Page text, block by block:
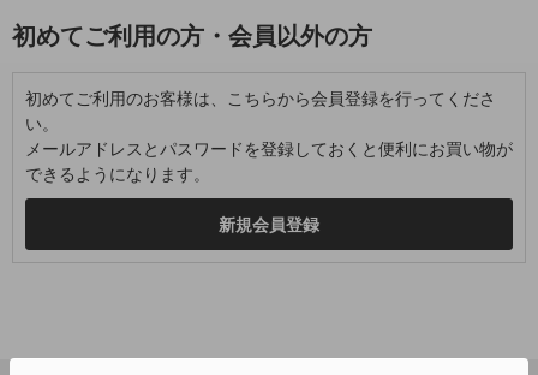
初めてご利用の方・会員以外の方
初めてご利用のお客様は、こちらから会員登録を行ってくださ
い。
メールアドレスとパスワードを登録しておくと便利にお買い物が
できるようになります。